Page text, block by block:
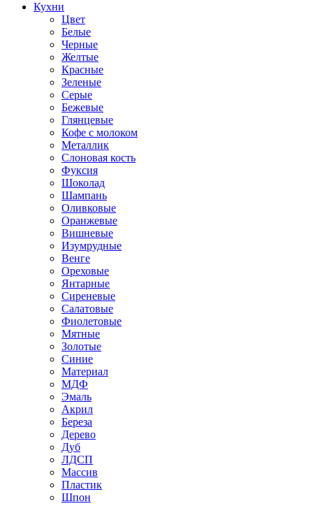
Кухни
Цвет
Белые
Черные
Желтые
Красные
Зеленые
Серые
Бежевые
Глянцевые
Кофе с молоком
Металлик
Слоновая кость
Фуксия
Шоколад
Шампань
Оливковые
Оранжевые
Вишневые
Изумрудные
Венге
Ореховые
Янтарные
Сиреневые
Салатовые
Фиолетовые
Мятные
Золотые
Синие
Материал
МДФ
Эмаль
Акрил
Береза
Дерево
Дуб
ЛДСП
Массив
Пластик
Шпон